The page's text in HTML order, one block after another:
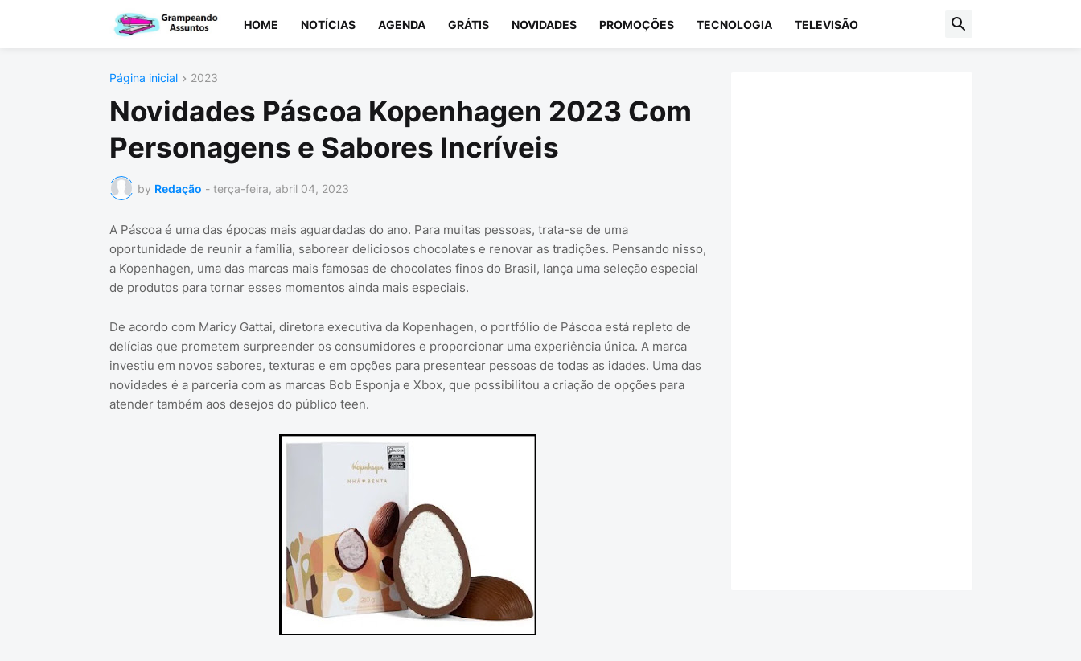
HOME NOTÍCIAS AGENDA GRÁTIS NOVIDADES PROMOÇÕES TECNOLOGIA TELEVISÃO
Página inicial 2023
Novidades Páscoa Kopenhagen 2023 Com
Personagens e Sabores Incríveis
by Redação - terça-feira, abril 04, 2023
A Páscoa é uma das épocas mais aguardadas do ano. Para muitas pessoas, trata-se de uma
oportunidade de reunir a família, saborear deliciosos chocolates e renovar as tradições. Pensando nisso,
a Kopenhagen, uma das marcas mais famosas de chocolates finos do Brasil, lança uma seleção especial
de produtos para tornar esses momentos ainda mais especiais.
De acordo com Maricy Gattai, diretora executiva da Kopenhagen, o portfólio de Páscoa está repleto de
delícias que prometem surpreender os consumidores e proporcionar uma experiência única. A marca
investiu em novos sabores, texturas e em opções para presentear pessoas de todas as idades. Uma das
novidades é a parceria com as marcas Bob Esponja e Xbox, que possibilitou a criação de opções para
atender também aos desejos do público teen.